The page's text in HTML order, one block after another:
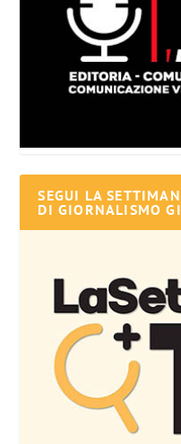
SEGUI LA
DI GIORNALISMO